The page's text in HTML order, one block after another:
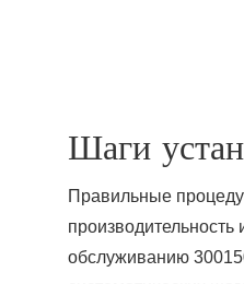
Шаги
Правильные
обслуживанию